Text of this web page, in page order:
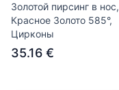
Золотой пирсинг в нос,
Красное Золото 585°,
Цирконы
35.16 €